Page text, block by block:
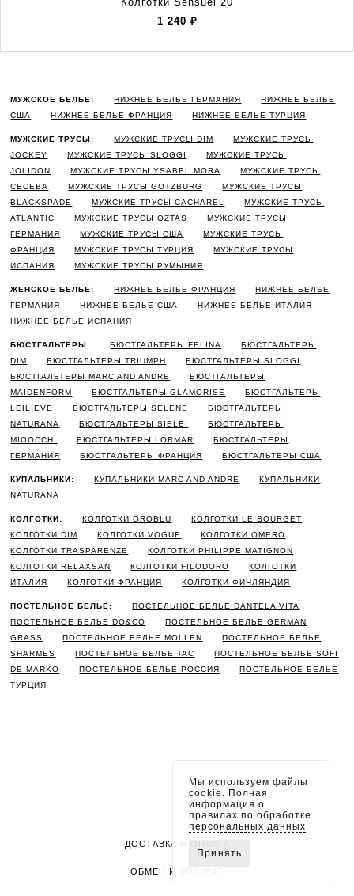
1 240 ₽
МУЖСКОЕ БЕЛЬЕ: НИЖНЕЕ БЕЛЬЕ ГЕРМАНИЯ
НИЖНЕЕ БЕЛЬЕ
США
НИЖНЕЕ БЕЛЬЕ ФРАНЦИЯ НИЖНЕЕ БЕЛЬЕ ТУРЦИЯ
МУЖСКИЕ ТРУСЫ: МУЖСКИЕ ТРУСЫ DIM
МУЖСКИЕ ТРУСЫ
JOCKEY
МУЖСКИЕ ТРУСЫ SLOGGI
МУЖСКИЕ ТРУСЫ
JOLIDON
МУЖСКИЕ ТРУСЫ YSABEL MORA
МУЖСКИЕ ТРУСЫ
CECEBA
МУЖСКИЕ ТРУСЫ GOTZBURG
МУЖСКИЕ ТРУСЫ
BLACKSPADE
МУЖСКИЕ ТРУСЫ CACHAREL
МУЖСКИЕ ТРУСЫ
ATLANTIC
МУЖСКИЕ ТРУСЫ OZTAS
МУЖСКИЕ ТРУСЫ
ГЕРМАНИЯ
МУЖСКИЕ ТРУСЫ США
МУЖСКИЕ ТРУСЫ
ФРАНЦИЯ
МУЖСКИЕ ТРУСЫ ТУРЦИЯ
МУЖСКИЕ ТРУСЫ
ИСПАНИЯ
МУЖСКИЕ ТРУСЫ РУМЫНИЯ
ЖЕНСКОЕ БЕЛЬЕ: НИЖНЕЕ БЕЛЬЕ ФРАНЦИЯ
НИЖНЕЕ БЕЛЬЕ
ГЕРМАНИЯ
НИЖНЕЕ БЕЛЬЕ США
НИЖНЕЕ БЕЛЬЕ ИТАЛИЯ
НИЖНЕЕ БЕЛЬЕ ИСПАНИЯ
БЮСТГАЛЬТЕРЫ: БЮСТГАЛЬТЕРЫ FELINA
БЮСТГАЛЬТЕРЫ
DIM
БЮСТГАЛЬТЕРЫ TRIUMPH
БЮСТГАЛЬТЕРЫ SLOGGI
БЮСТГАЛЬТЕРЫ MARC AND ANDRE
БЮСТГАЛЬТЕРЫ
MAIDENFORM
БЮСТГАЛЬТЕРЫ GLAMORISE
БЮСТГАЛЬТЕРЫ
LEILIEVE
БЮСТГАЛЬТЕРЫ SELENE
БЮСТГАЛЬТЕРЫ
NATURANA
БЮСТГАЛЬТЕРЫ SIELEI
БЮСТГАЛЬТЕРЫ
MIOOCCHI
БЮСТГАЛЬТЕРЫ LORMAR
БЮСТГАЛЬТЕРЫ
ГЕРМАНИЯ
БЮСТГАЛЬТЕРЫ ФРАНЦИЯ БЮСТГАЛЬТЕРЫ США
КУПАЛЬНИКИ: КУПАЛЬНИКИ MARC AND ANDRE
КУПАЛЬНИКИ
NATURANA
КОЛГОТКИ: КОЛГОТКИ OROBLU
КОЛГОТКИ LE BOURGET
КОЛГОТКИ DIM
КОЛГОТКИ VOGUE
КОЛГОТКИ OMERO
КОЛГОТКИ TRASPARENZE
КОЛГОТКИ PHILIPPE MATIGNON
КОЛГОТКИ RELAXSAN
КОЛГОТКИ FILODORO
КОЛГОТКИ
ИТАЛИЯ
КОЛГОТКИ ФРАНЦИЯ КОЛГОТКИ ФИНЛЯНДИЯ
ПОСТЕЛЬНОЕ БЕЛЬЕ:
ПОСТЕЛЬНОЕ БЕЛЬЕ DANTELA VITA
ПОСТЕЛЬНОЕ БЕЛЬЕ DO&CO
ПОСТЕЛЬНОЕ БЕЛЬЕ GERMAN
GRASS
ПОСТЕЛЬНОЕ БЕЛЬЕ MOLLEN
ПОСТЕЛЬНОЕ БЕЛЬЕ
SHARMES
ПОСТЕЛЬНОЕ БЕЛЬЕ TAC
ПОСТЕЛЬНОЕ БЕЛЬЕ SOFI
DE MARKO
ПОСТЕЛЬНОЕ БЕЛЬЕ РОССИЯ
ПОСТЕЛЬНОЕ БЕЛЬЕ
ТУРЦИЯ
ДОСТАВКА И ОПЛАТА
ОБМЕН И ВОЗВРАТ
Мы используем файлы
cookie. Полная
информация о
правилах по обработке
персональных данных
Принять